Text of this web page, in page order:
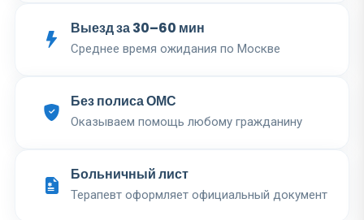
Выезд за 30–60 мин
Среднее время ожидания по Москве
Без полиса ОМС
Оказываем помощь любому гражданину
Больничный лист
Терапевт оформляет официальный документ